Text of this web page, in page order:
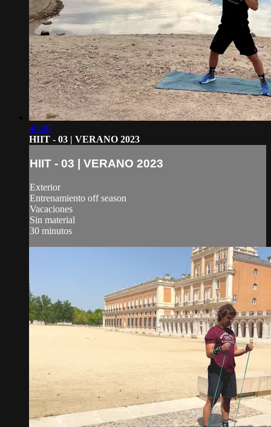
40:40
HIIT - 03 | VERANO 2023
HIIT - 03 | VERANO 2023
Exterior
Entrenamiento off season
Vacaciones
Sin material
30 minutos